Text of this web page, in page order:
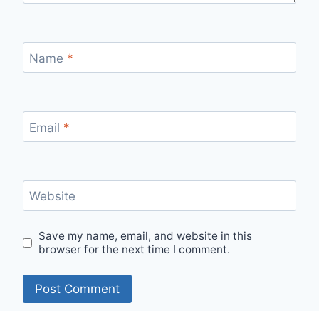
Name *
Email *
Website
Save my name, email, and website in this
browser for the next time I comment.